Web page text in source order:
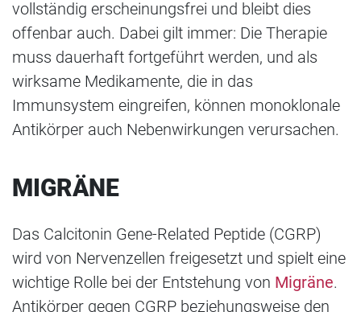
vollständig erscheinungsfrei und bleibt dies
offenbar auch. Dabei gilt immer: Die Therapie
muss dauerhaft fortgeführt werden, und als
wirksame Medikamente, die in das
Immunsystem eingreifen, können monoklonale
Antikörper auch Nebenwirkungen verursachen.
MIGRÄNE
Das Calcitonin Gene-Related Peptide (CGRP)
wird von Nervenzellen freigesetzt und spielt eine
wichtige Rolle bei der Entstehung von Migräne.
Antikörper gegen CGRP beziehungsweise den